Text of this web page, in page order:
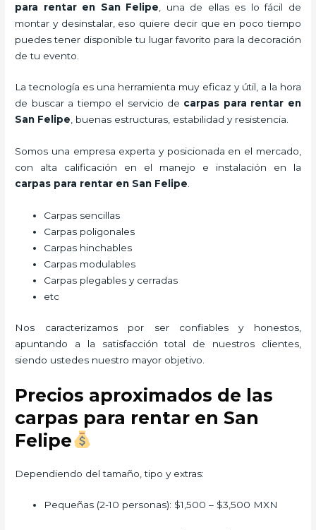
para rentaren San Felipe , una de ellas es lo fácil de
montar y desinstalar, eso quiere decir que en poco tiempo
puedes tener disponible tu lugar favorito para la decoración
de tu evento.
La tecnología es una herramienta muy eficaz y útil, a la hora
de buscar a tiempo el servicio de carpas para rentar en
San Felipe, buenas estructuras, estabilidad y resistencia.
Somos una empresa experta y posicionada en el mercado,
con alta calificación en el manejo e instalación en la
carpas para rentar en San Felipe.
Carpas sencillas
Carpas poligonales
Carpas hinchables
Carpas modulables
Carpas plegables y cerradas
etc
Nos caracterizamos por ser confiables y honestos,
apuntando a la satisfacción total de nuestros clientes,
siendo ustedes nuestro mayor objetivo.
Precios aproximados de las
carpas para rentar en San
Felipe
Dependiendo del tamaño, tipo y extras:
Pequeñas (2-10 personas): $1,500 – $3,500 MXN